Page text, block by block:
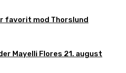
favorit mod Thorslund
Mayelli Flores 21. august